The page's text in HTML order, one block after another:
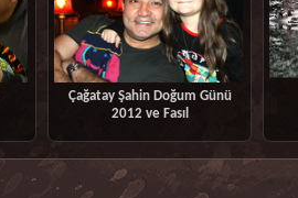
Çağatay Şahin Doğum Günü
2012 ve Fasıl